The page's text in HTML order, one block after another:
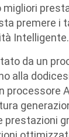
migliori
premere i
Intelligente.
da un
alla
processore